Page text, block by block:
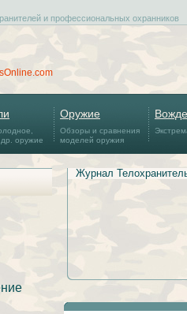
и профессиональных охранников
др. оружие
Оружие
Обзоры и сравнения
моделей оружия
Журнал